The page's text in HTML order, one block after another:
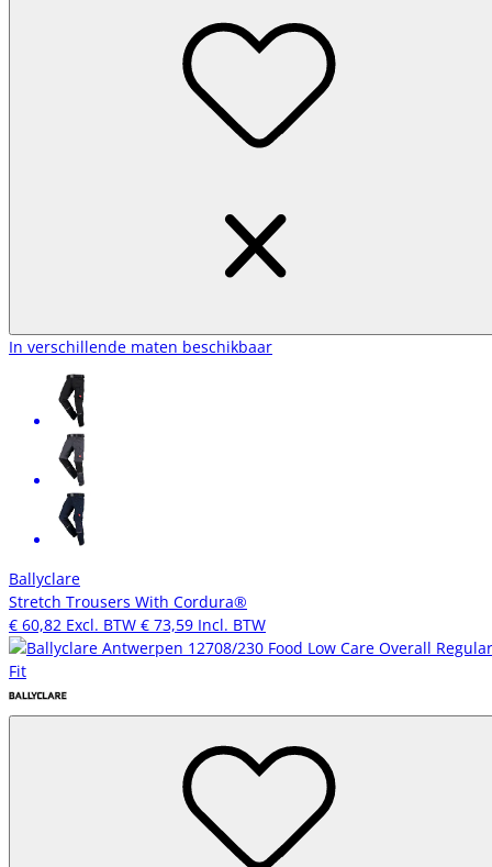
In verschillende maten beschikbaar
Ballyclare
Stretch Trousers With Cordura®
€ 60,82 Excl. BTW € 73,59 Incl. BTW